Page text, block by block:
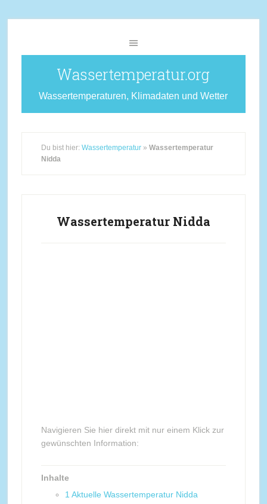
Wassertemperatur.org
Wassertemperaturen, Klimadaten und Wetter
Du bist hier: Wassertemperatur» Wassertemperatur
Nidda
Wassertemperatur Nidda
Navigieren Sie hier direkt mit nur einem Klick zur
gewünschten Information:
Inhalte
1 Aktuelle Wassertemperatur Nidda